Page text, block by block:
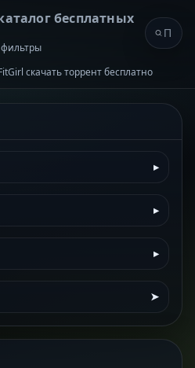
бесплатных
скачать торрент бесплатно
▸
▸
▸
➤